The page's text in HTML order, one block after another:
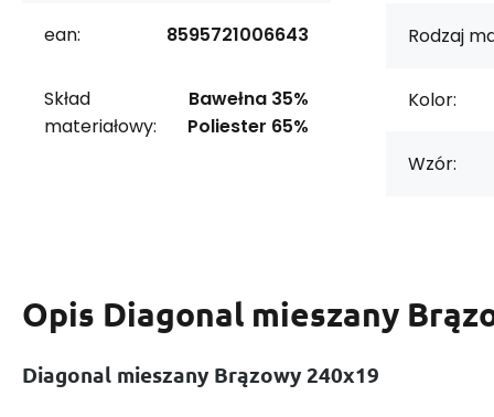
ean: 8595721006643
Skład
materiałowy:
Bawełna 35%
Poliester 65%
Rodzaj
Kolor:
Wzór:
Opis Diagonal mieszany
Diagonal mieszany Brązowy 240x19